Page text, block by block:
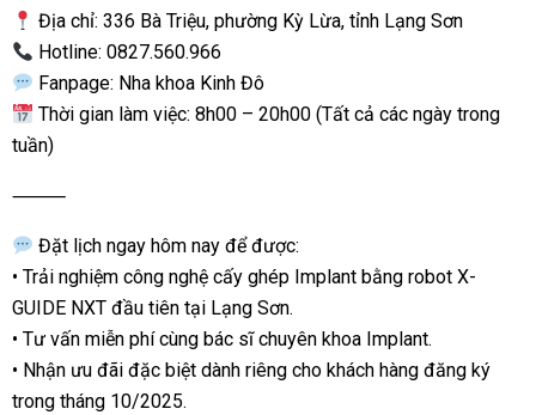
Địa chỉ: 336 Bà Triệu, phường Kỳ Lừa, tỉnh Lạng Sơn
Hotline: 0827.560.966
Fanpage: Nha khoa Kinh Đô
Thời gian làm việc: 8h00 – 20h00 (Tất cả các ngày trong
tuần)
⸻
Đặt lịch ngay hôm nay để được:
• Trải nghiệm công nghệ cấy ghép Implant bằng robot X-
GUIDE NXT đầu tiên tại Lạng Sơn.
• Tư vấn miễn phí cùng bác sĩ chuyên khoa Implant.
• Nhận ưu đãi đặc biệt dành riêng cho khách hàng đăng ký
trong tháng 10/2025.